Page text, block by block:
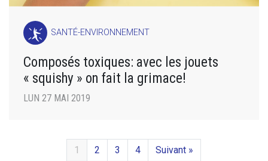
SANTÉ-ENVIRONNEMENT
Composés toxiques: avec les jouets
« squishy » on fait la grimace!
LUN 27 MAI 2019
1 2 3 4 Suivant »